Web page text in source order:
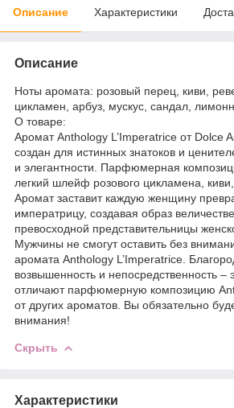
Описание Характеристики
Описание
Ноты аромата: розовый перец, киви,
цикламен, арбуз, мускус, сандал,
О товаре:
Аромат Anthology L’Imperatrice от Dolce
создан для истинных знатоков и
и элегантности. Парфюмерная
легкий шлейф розового цикламена, киви,
Аромат заставит каждую женщину
императрицу, создавая образ
превосходной представительницы
Мужчины не смогут оставить без
аромата Anthology L’Imperatrice.
возвышенность и непосредственность –
отличают парфюмерную композицию
от других ароматов. Вы обязательно
внимания!
Скрыть
Характеристики